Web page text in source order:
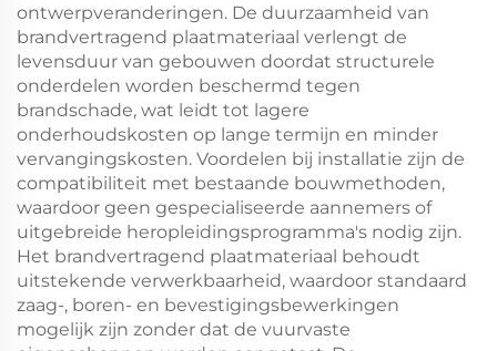
ontwerpveranderingen. De duurzaamheid van
brandvertragend plaatmateriaal verlengt de
levensduur van gebouwen doordat structurele
onderdelen worden beschermd tegen
brandschade, wat leidt tot lagere
onderhoudskosten op lange termijn en minder
vervangingskosten. Voordelen bij installatie zijn de
compatibiliteit met bestaande bouwmethoden,
waardoor geen gespecialiseerde aannemers of
uitgebreide heropleidingsprogramma's nodig zijn.
Het brandvertragend plaatmateriaal behoudt
uitstekende verwerkbaarheid, waardoor standaard
zaag-, boren- en bevestigingsbewerkingen
mogelijk zijn zonder dat de vuurvaste